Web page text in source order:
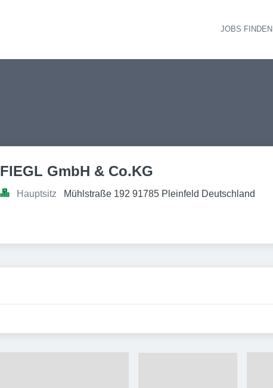
JOBS FINDEN
FIEGL GmbH & Co.KG
Hauptsitz Mühlstraße 192 91785 Pleinfeld Deutschland